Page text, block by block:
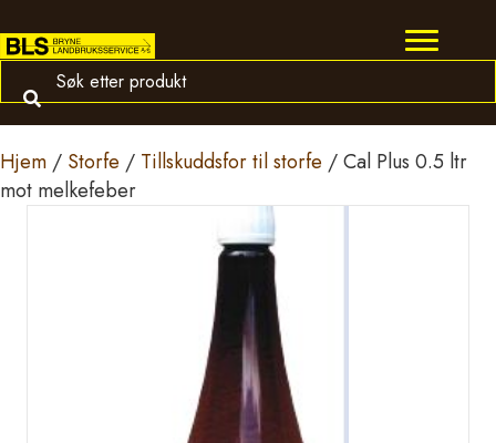
Hjem / Storfe / Tillskuddsfor til storfe / Cal Plus 0.5 ltr
mot melkefeber